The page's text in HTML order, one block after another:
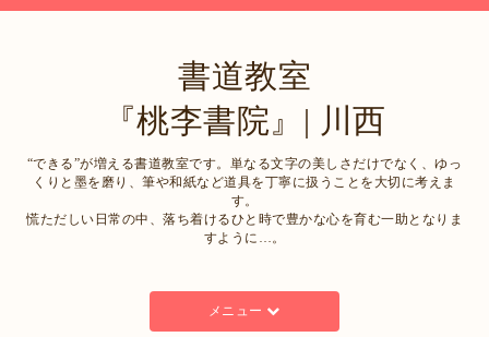
書道教室
『桃李書院』| 川西
“できる”が増える書道教室です。単なる文字の美しさだけでなく、ゆっ
くりと墨を磨り、筆や和紙など道具を丁寧に扱うことを大切に考えま
す。
慌ただしい日常の中、落ち着けるひと時で豊かな心を育む一助となりま
すように…。
メニュー